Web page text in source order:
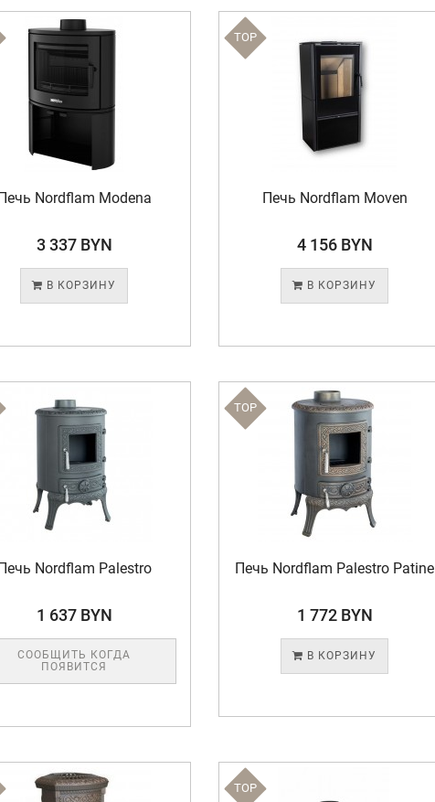
Nordflam Modena
3 337 BYN
В КОРЗИНУ
TOP
Печь Nordflam Moven
4 156 BYN
В КОРЗИНУ
Nordflam Palestro
1 637 BYN
СООБЩИТЬ КОГДА
ПОЯВИТСЯ
TOP
Печь Nordflam Palestro Patine
1 772 BYN
В КОРЗИНУ
TOP